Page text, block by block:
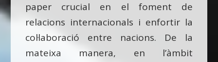
paper crucial en el foment de
relacions internacionals i enfortir la
col·laboració entre nacions. De la
mateixa manera, en l’àmbit